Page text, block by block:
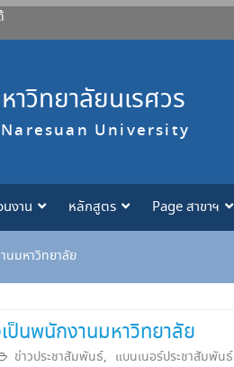
ศ ณ
ศ วิทยาลัยนเรศวร
University
นงาน หลักสูตร Page สาขาฯ
นมหาวิทยาลัย
นพนักงานมหาวิทยาลัย
ข่าวประชาสัมพันธ์, แบนเนอร์ประชาสัมพันธ์